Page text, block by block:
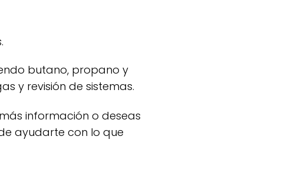
y revisión de sistemas.
ayudarte con lo que